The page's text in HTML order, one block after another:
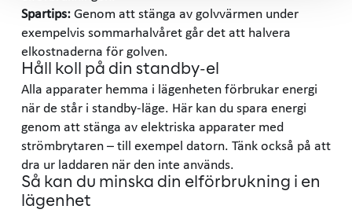
Spartips: Genom att stänga av golvvärmen under
exempelvis sommarhalvåret går det att halvera
elkostnaderna för golven.
Håll koll på din standby-el
Alla apparater hemma i lägenheten förbrukar energi
när de står i standby-läge. Här kan du spara energi
genom att stänga av elektriska apparater med
strömbrytaren – till exempel datorn. Tänk också på att
dra ur laddaren när den inte används.
Så kan du minska din elförbrukning i en
lägenhet